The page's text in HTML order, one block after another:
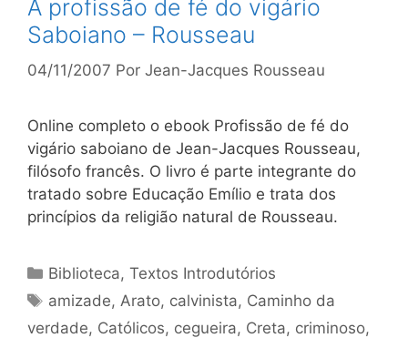
A profissão de fé do vigário
Saboiano – Rousseau
04/11/2007 Por Jean-Jacques Rousseau
Online completo o ebook Profissão de fé do
vigário saboiano de Jean-Jacques Rousseau,
filósofo francês. O livro é parte integrante do
tratado sobre Educação Emílio e trata dos
princípios da religião natural de Rousseau.
Categorias
Biblioteca,Textos Introdutórios
Tags
amizade, Arato, calvinista, Caminho da
verdade, Católicos, cegueira, Creta, criminoso,